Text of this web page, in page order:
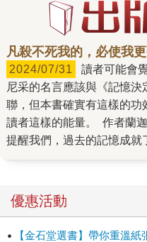
凡殺不死我的，必使我
2024/07/31
尼采的名言應該與《記憶
聯，但本書確實有這樣的
讀者這樣的能量。 作者蘭
提醒我們，過去的記憶成就
金魚腦般的記性，並且打
目不忘的人。但蘭迦納特
一件事，因為遺忘才是人
優惠活動
【金石堂選書】帶你重溫紙